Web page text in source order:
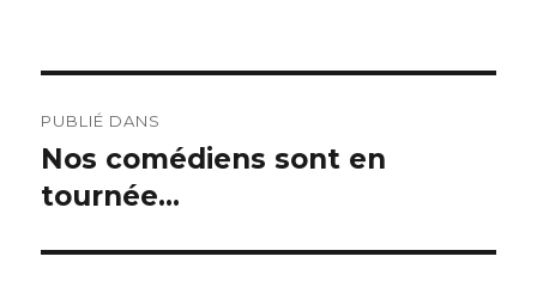
de
l’article
PUBLIÉ DANS
Nos comédiens sont en
tournée…